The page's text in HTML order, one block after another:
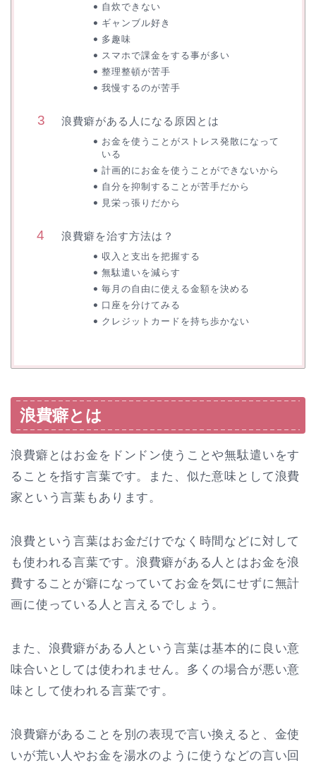
自炊できない
ギャンブル好き
多趣味
スマホで課金をする事が多い
整理整頓が苦手
我慢するのが苦手
浪費癖がある人になる原因とは
お金を使うことがストレス発散になって
いる
計画的にお金を使うことができないから
自分を抑制することが苦手だから
見栄っ張りだから
浪費癖を治す方法は？
収入と支出を把握する
無駄遣いを減らす
毎月の自由に使える金額を決める
口座を分けてみる
クレジットカードを持ち歩かない
浪費癖とは
浪費癖とはお金をドンドン使うことや無駄遣いをす
ることを指す言葉です。また、似た意味として浪費
家という言葉もあります。
浪費という言葉はお金だけでなく時間などに対して
も使われる言葉です。浪費癖がある人とはお金を浪
費することが癖になっていてお金を気にせずに無計
画に使っている人と言えるでしょう。
また、浪費癖がある人という言葉は基本的に良い意
味合いとしては使われません。多くの場合が悪い意
味として使われる言葉です。
浪費癖があることを別の表現で言い換えると、金使
いが荒い人やお金を湯水のように使うなどの言い回